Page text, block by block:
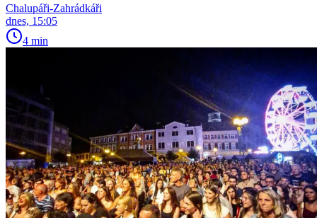
Chalupáři-Zahrádkáři
dnes, 15:05
4 min